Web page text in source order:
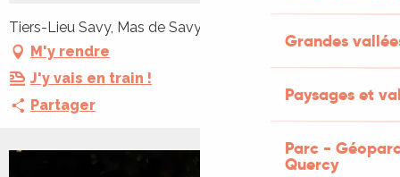
Grandes
Paysages et
Parc -
Quercy
Tiers-Lieu Savy, Mas de Savy, 46300 Saint-Projet
M'y rendre
J'y vais en train !
Partager